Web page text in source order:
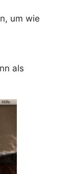
um wie
als